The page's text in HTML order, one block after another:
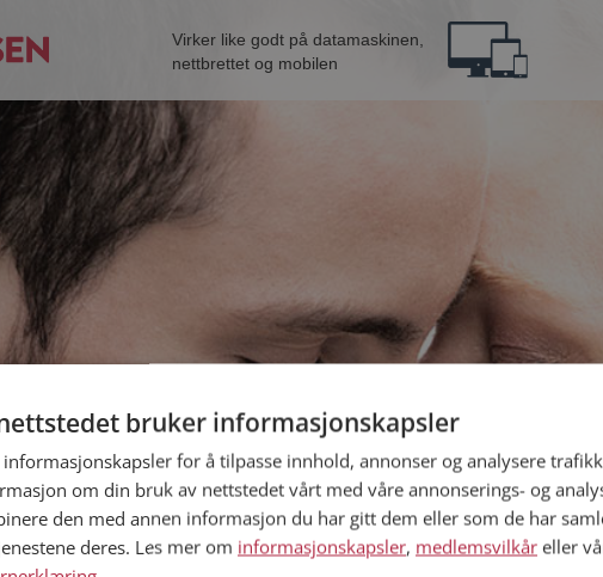
Virker like godt på datamaskinen,
nettbrettet og mobilen
Jeg er en:
bruker informasjonskapsler
for å tilpasse innhold, annonser og analysere
om din bruk av nettstedet vårt med våre annonserings- og
den med annen informasjon du har gitt dem eller som de har
deres. Les mer om informasjonskapsler, medlemsvilkår eller